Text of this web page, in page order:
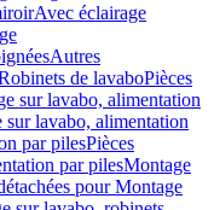
Avec éclairage
Autres
de lavaboPièces
sur lavabo, alimentation
sur lavabo, alimentation
par pilesPièces
par pilesMontage
pour Montage